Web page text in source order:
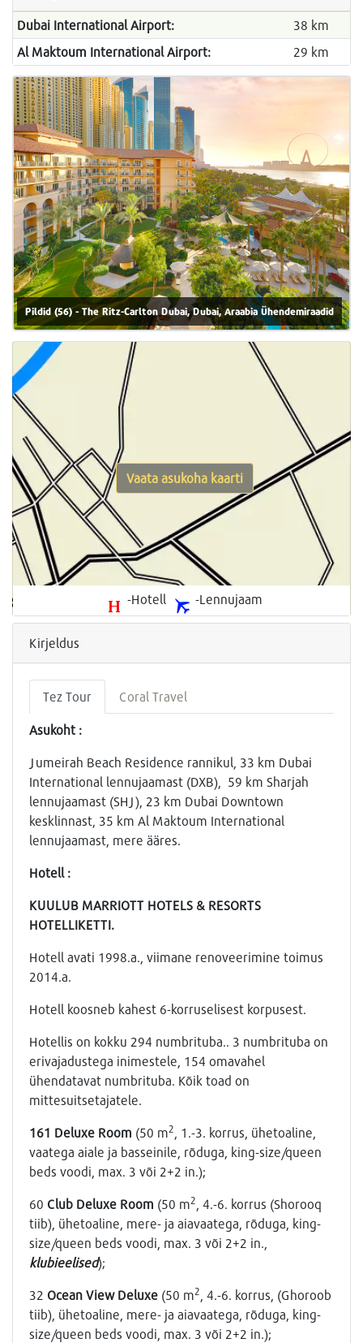
Dubai International Airport:
38 km
Al Maktoum International Airport:
29 km
Pildid (56) - The Ritz-Carlton Dubai, Dubai, Araabia Ühendemiraadid
-Hotell -Lennujaam
Vaata asukoha kaarti
Kirjeldus
Tez Tour Coral Travel
Asukoht :
Jumeirah Beach Residence rannikul, 33 km Dubai
International lennujaamast (DXB), 59 km Sharjah
lennujaamast (SHJ), 23 km Dubai Downtown
kesklinnast, 35 km Al Maktoum International
lennujaamast, mere ääres.
Hotell :
KUULUB MARRIOTT HOTELS & RESORTS
HOTELLIKETTI.
Hotell avati 1998.a., viimane renoveerimine toimus
2014.a.
Hotell koosneb kahest 6-korruselisest korpusest.
Hotellis on kokku 294 numbrituba.. 3 numbrituba on
erivajadustega inimestele, 154 omavahel
ühendatavat numbrituba. Kõik toad on
mittesuitsetajatele.
161 Deluxe Room (50 m2 , 1.-3. korrus, ühetoaline,
vaatega aiale ja basseinile, rõduga, king-size/queen
beds voodi, max. 3 või 2+2 in.);
60 Club Deluxe Room (50 m2 , 4.-6. korrus (Shorooq
tiib), ühetoaline, mere- ja aiavaatega, rõduga, king-
size/queen beds voodi, max. 3 või 2+2 in.,
klubieelised);
32 Ocean View Deluxe (50 m2 , 4.-6. korrus, (Ghoroob
tiib), ühetoaline, mere- ja aiavaatega, rõduga, king-
size/queen beds voodi, max. 3 või 2+2 in.);